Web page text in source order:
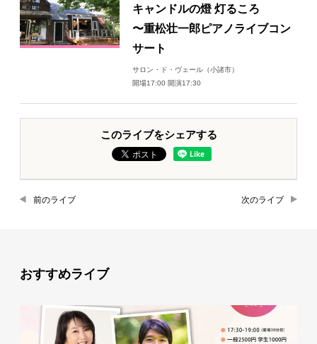
キャンドルの燈 灯るころ
〜重松壮一郎ピアノライブコン
サート
サロン・ド・ヴェール（小諸市）
開場17:00 開演17:30
このライブをシェアする
前のライブ 次のライブ
おすすめライブ